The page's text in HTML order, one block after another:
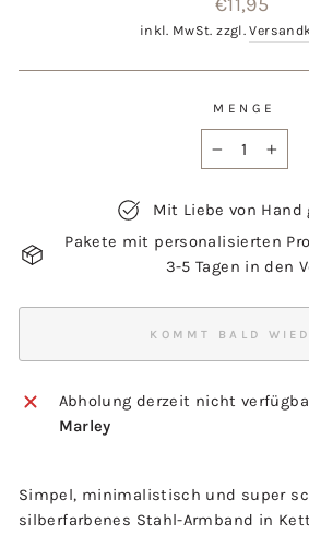
Preis
€11,95
inkl. MwSt. zzgl.
MENGE
Mit Liebe von Hand
Pakete mit personalisierten
3-5 Tagen in den
KOMMT BALD
Abholung derzeit nicht
Marley
Simpel, minimalistisch und super
silberfarbenes Stahl-Armband in